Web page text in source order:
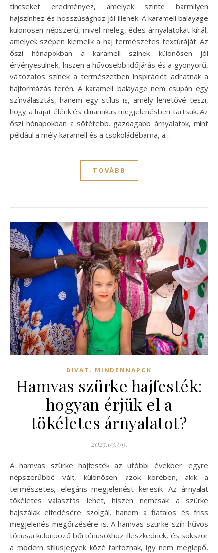
tincseket eredményez, amelyek szinte bármilyen
hajszínhez és hosszúsághoz jól illenek. A karamell balayage
különösen népszerű, mivel meleg, édes árnyalatokat kínál,
amelyek szépen kiemelik a haj természetes textúráját. Az
őszi hónapokban a karamell színek különösen jól
érvényesülnek, hiszen a hűvösebb időjárás és a gyönyörű,
változatos színek a természetben inspirációt adhatnak a
hajformázás terén. A karamell balayage nem csupán egy
színválasztás, hanem egy stílus is, amely lehetővé teszi,
hogy a hajat élénk és dinamikus megjelenésben tartsuk. Az
őszi hónapokban a sötétebb, gazdagabb árnyalatok, mint
például a mély karamell és a csokoládébarna, a…
TOVÁBB
DIVAT , MINDENNAPOK
Hamvas szürke hajfesték:
hogyan érjük el a
tökéletes árnyalatot?
2025.03.09.
A hamvas szürke hajfesték az utóbbi években egyre
népszerűbbé vált, különösen azok körében, akik a
természetes, elegáns megjelenést keresik. Az árnyalat
tökéletes választás lehet, hiszen nemcsak a szürke
hajszálak elfedésére szolgál, hanem a fiatalos és friss
megjelenés megőrzésére is. A hamvas szürke szín hűvös
tónusai különböző bőrtónusokhoz illeszkednek, és sokszor
a modern stílusjegyek közé tartoznak, így nem meglepő,